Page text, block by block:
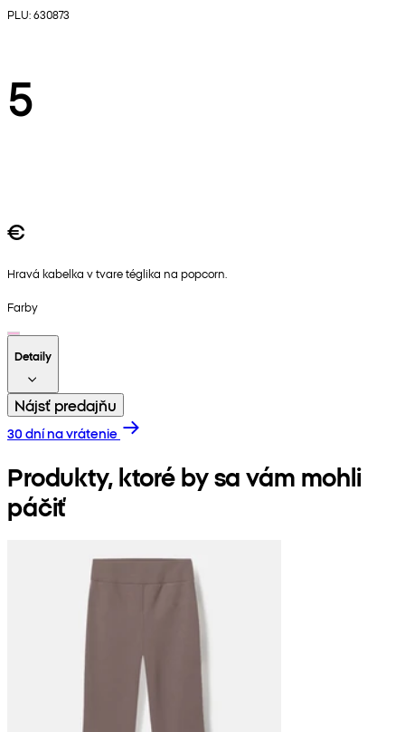
PLU: 630873
5
€
Hravá kabelka v tvare téglika na popcorn.
Farby
Detaily
Nájsť predajňu
30 dní na vrátenie
Produkty, ktoré by sa vám mohli
páčiť